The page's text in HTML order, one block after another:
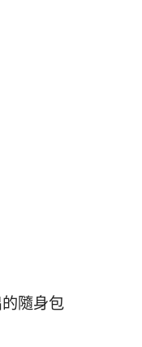
隨身包